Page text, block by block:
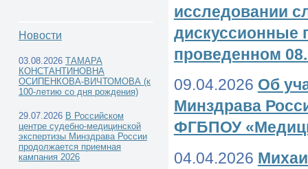
Новости
03.08.2026 ТАМАРА
КОНСТАНТИНОВНА
ОСИПЕНКОВА-ВИЧТОМОВА (к
100-летию со дня рождения)
29.07.2026 В Российском
центре судебно-медицинской
экспертизы Минздрава России
продолжается приемная
кампания 2026
исследовании
дискуссионные
проведенном
09.04.2026 Об
Минздрава
ФГБПОУ
04.04.2026